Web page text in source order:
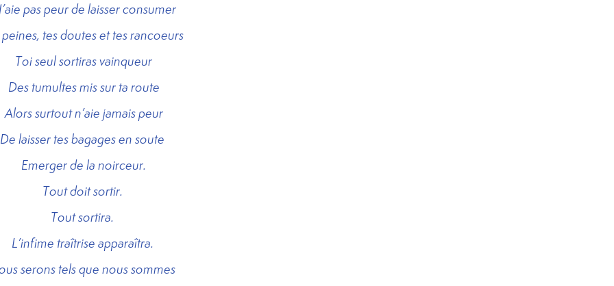
pas peur de laisser consumer
peines, tes doutes et tes rancoeurs
Toi seul sortiras vainqueur
Des tumultes mis sur ta route
Alors surtout n’aie jamais peur
De laisser tes bagages en soute
Emerger de la noirceur.
Tout doit sortir.
Tout sortira.
L’infime traîtrise apparaîtra.
serons tels que nous sommes